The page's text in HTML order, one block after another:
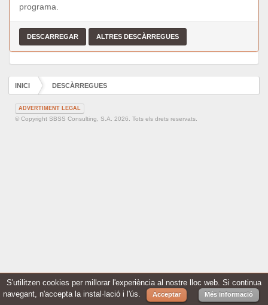
S'utilitzen cookies per millorar l'experiència al nostre lloc web. Si continua
navegant, n'accepta la instal·lació i l'ús.
Acceptar Més informació
programa.
INICI DESCÀRREGUES
ADVERTIMENT LEGAL
© Copyright SBSS Consulting, S.A. 2026. Tots els drets reservats.